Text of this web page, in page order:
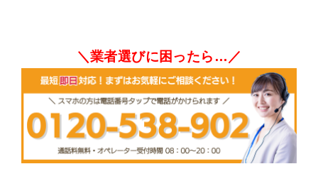
＼業者選びに困ったら…／